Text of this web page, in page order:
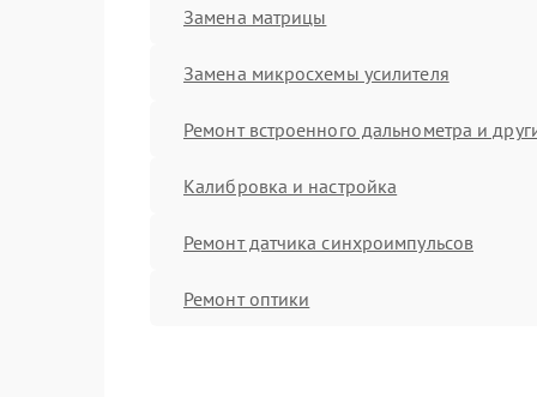
Замена матрицы
Замена микросхемы усилителя
Ремонт встроенного дальнометра и
Калибровка и настройка
Ремонт датчика синхроимпульсов
Ремонт оптики